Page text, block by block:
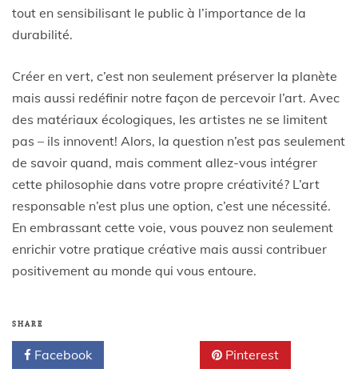
tout en sensibilisant le public à l’importance de la
durabilité.
Créer en vert, c’est non seulement préserver la planète
mais aussi redéfinir notre façon de percevoir l’art. Avec
des matériaux écologiques, les artistes ne se limitent
pas – ils innovent! Alors, la question n’est pas seulement
de savoir quand, mais comment allez-vous intégrer
cette philosophie dans votre propre créativité? L’art
responsable n’est plus une option, c’est une nécessité.
En embrassant cette voie, vous pouvez non seulement
enrichir votre pratique créative mais aussi contribuer
positivement au monde qui vous entoure.
SHARE
Facebook Pinterest